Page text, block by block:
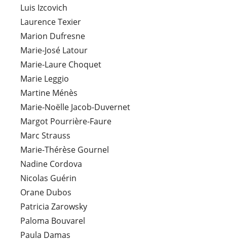
Luis Izcovich
Laurence Texier
Marion Dufresne
Marie-José Latour
Marie-Laure Choquet
Marie Leggio
Martine Ménès
Marie-Noëlle Jacob-Duvernet
Margot Pourrière-Faure
Marc Strauss
Marie-Thérèse Gournel
Nadine Cordova
Nicolas Guérin
Orane Dubos
Patricia Zarowsky
Paloma Bouvarel
Paula Damas